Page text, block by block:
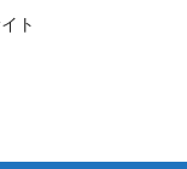
ト